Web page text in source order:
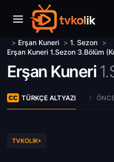
> Erşan Kuneri > 1. Sezon >
Erşan Kuneri 1.Sezon 3.Bölüm
Erşan Kuneri
TÜRKÇE ALTYAZI
TVKOLIK+